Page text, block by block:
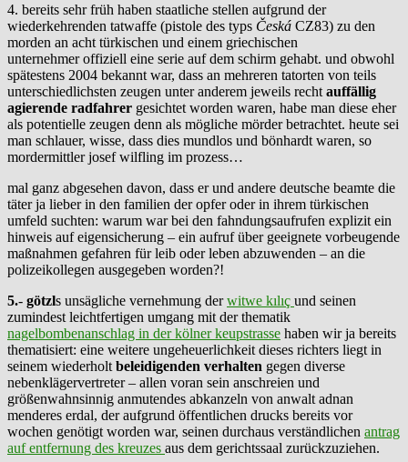
4. bereits sehr früh haben staatliche stellen aufgrund der
wiederkehrenden tatwaffe (pistole des typs Česká CZ83) zu den
morden an acht türkischen und einem griechischen
unternehmer offiziell eine serie auf dem schirm gehabt. und obwohl
spätestens 2004 bekannt war, dass an mehreren tatorten von teils
unterschiedlichsten zeugen unter anderem jeweils recht auffällig
agierende radfahrer gesichtet worden waren, habe man diese eher
als potentielle zeugen denn als mögliche mörder betrachtet. heute sei
man schlauer, wisse, dass dies mundlos und bönhardt waren, so
mordermittler josef wilfling im prozess…
mal ganz abgesehen davon, dass er und andere deutsche beamte die
täter ja lieber in den familien der opfer oder in ihrem türkischen
umfeld suchten: warum war bei den fahndungsaufrufen explizit ein
hinweis auf eigensicherung – ein aufruf über geeignete vorbeugende
maßnahmen gefahren für leib oder leben abzuwenden – an die
polizeikollegen ausgegeben worden?!
5.- götzls unsägliche vernehmung derwitwe kılıç und seinen
zumindest leichtfertigen umgang mit der thematik
nagelbombenanschlag in der kölner keupstrasse haben wir ja bereits
thematisiert: eine weitere ungeheuerlichkeit dieses richters liegt in
seinem wiederholt beleidigenden verhalten gegen diverse
nebenklägervertreter – allen voran sein anschreien und
größenwahnsinnig anmutendes abkanzeln von anwalt adnan
menderes erdal, der aufgrund öffentlichen drucks bereits vor
wochen genötigt worden war, seinen durchaus verständlichen antrag
auf entfernung des kreuzes aus dem gerichtssaal zurückzuziehen.